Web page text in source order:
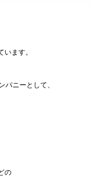
ます。
パニーとして、
の